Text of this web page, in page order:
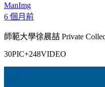
ManImg
6 個月前
師範大學徐晨喆 Private
30PIC+248VIDEO